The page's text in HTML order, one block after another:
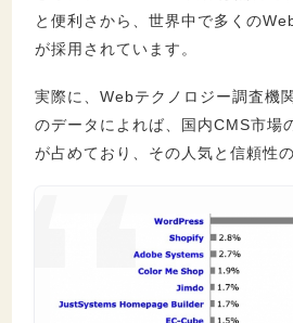
WordPressの始め方を初心
8.1. WordPressを使うの
WordPressで作った
は？
まとめ：WordPressとは世
と便利さから、世界中で多くの
が採用されています。
実際に、Webテクノロジー調査機
のデータによれば、国内CMS市
が占めており、その人気と信頼性